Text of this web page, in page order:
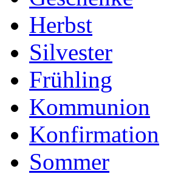
Herbst
Silvester
Frühling
Kommunion
Konfirmation
Sommer